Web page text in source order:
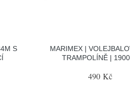
S
MARIMEX |
TRAMPOLÍNĚ |
490 Kč